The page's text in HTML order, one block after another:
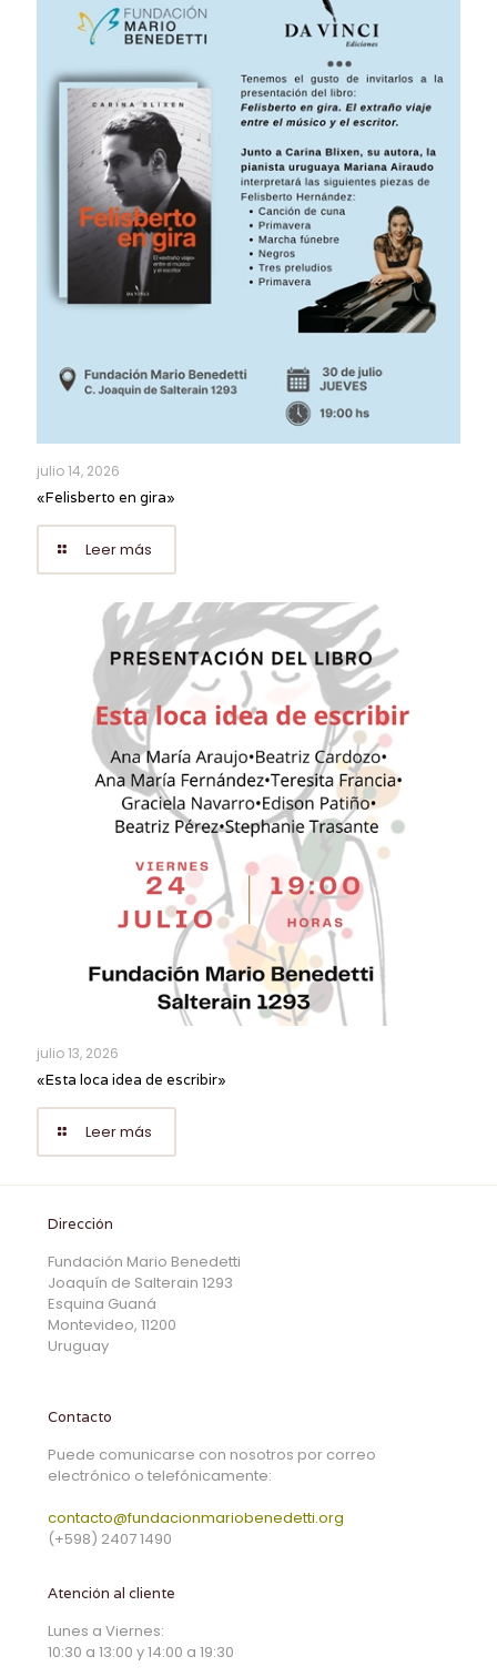
julio 14, 2026
«Felisberto en gira»
Leer más
julio 13, 2026
«Esta loca idea de escribir»
Leer más
Dirección
Fundación Mario Benedetti
Joaquín de Salterain 1293
Esquina Guaná
Montevideo, 11200
Uruguay
Contacto
Puede comunicarse con nosotros por correo
electrónico o telefónicamente:
contacto@fundacionmariobenedetti.org
(+598) 2407 1490
Atención al cliente
Lunes a Viernes:
10:30 a 13:00 y 14:00 a 19:30